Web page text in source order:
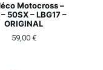
Motocross –
50SX – LBG17 –
ORIGINAL
59,00 €